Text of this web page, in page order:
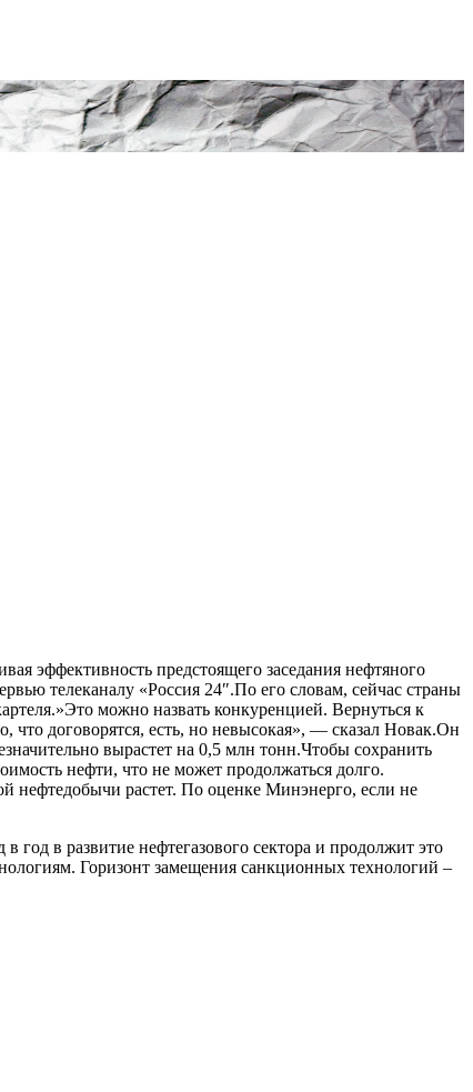
эффективность предстоящего заседания нефтяного
телеканалу «Россия 24″.По его словам, сейчас страны
можно назвать конкуренцией. Вернуться к
что договорятся, есть, но невысокая», — сказал Новак.Он
вырастет на 0,5 млн тонн.Чтобы сохранить
нефти, что не может продолжаться долго.
нефтедобычи растет. По оценке Минэнерго, если не
в развитие нефтегазового сектора и продолжит это
Горизонт замещения санкционных технологий –